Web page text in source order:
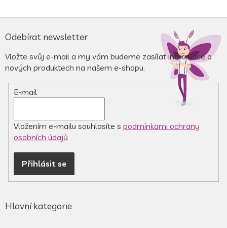
á
a
Odebírat newsletter
Vložte svůj e-mail a my vám budeme zasílat informace o
nových produktech na našem e-shopu.
E-mail
Vložením e-mailu souhlasíte s podmínkami ochrany
osobních údajů
Přihlásit se
Hlavní kategorie